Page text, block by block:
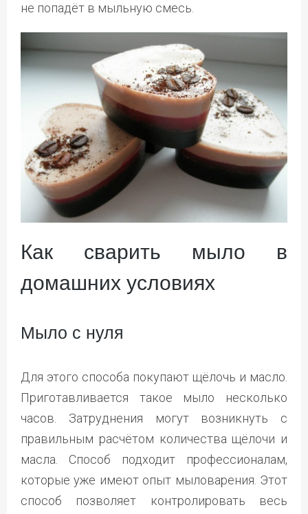
не попадёт в мыльную смесь.
Как сварить мыло в
домашних условиях
Мыло с нуля
Для этого способа покупают щёлочь и масло.
Приготавливается такое мыло несколько
часов. Затруднения могут возникнуть с
правильным расчётом количества щёлочи и
масла. Способ подходит профессионалам,
которые уже имеют опыт мыловарения. Этот
способ позволяет контролировать весь